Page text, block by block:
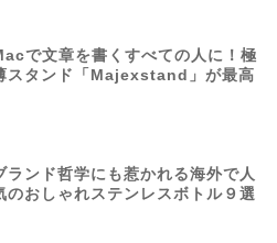
で文章を書くすべての人に！極
スタンド「Majexstand」が最高
ランド哲学にも惹かれる海外で人
のおしゃれステンレスボトル９選